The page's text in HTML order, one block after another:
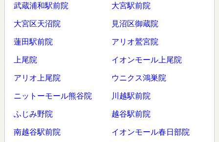
武蔵浦和駅前院 大宮駅前院
大宮区天沼院 見沼区御蔵院
蓮田駅前院 アリオ鷲宮院
上尾院 イオンモール上尾院
アリオ上尾院 ウニクス鴻巣院
ニットーモール熊谷院 川越駅前院
ふじみ野院 越谷駅前院
南越谷駅前院 イオンモール春日部院